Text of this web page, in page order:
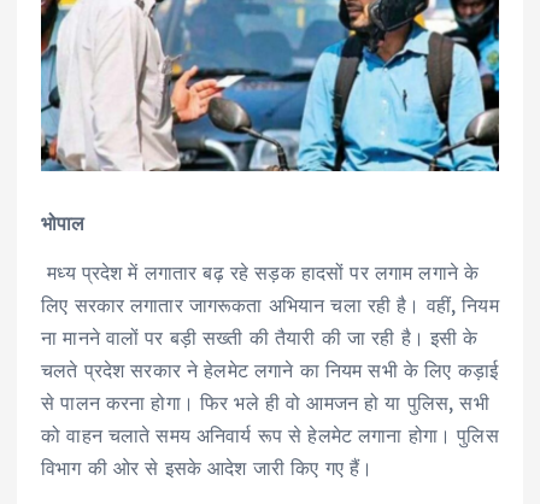
भोपाल
मध्य प्रदेश में लगातार बढ़ रहे सड़क हादसों पर लगाम लगाने के
लिए सरकार लगातार जागरूकता अभियान चला रही है। वहीं, नियम
ना मानने वालों पर बड़ी सख्ती की तैयारी की जा रही है। इसी के
चलते प्रदेश सरकार ने हेलमेट लगाने का नियम सभी के लिए कड़ाई
से पालन करना होगा। फिर भले ही वो आमजन हो या पुलिस, सभी
को वाहन चलाते समय अनिवार्य रूप से हेलमेट लगाना होगा। पुलिस
विभाग की ओर से इसके आदेश जारी किए गए हैं।